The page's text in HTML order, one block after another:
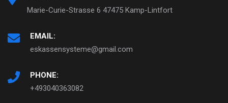
Marie-Curie-Strasse 6 47475 Kamp-Lintfort
EMAIL:
eskassensysteme@gmail.com
PHONE:
+493040363082